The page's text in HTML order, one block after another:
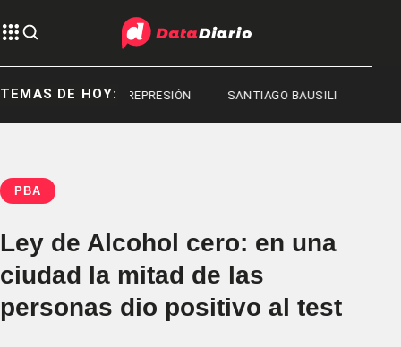
TEMAS DE HOY:REPRESIÓN SANTIAGO BAUSILI
PBA
Ley de Alcohol cero: en una
ciudad la mitad de las
personas dio positivo al test